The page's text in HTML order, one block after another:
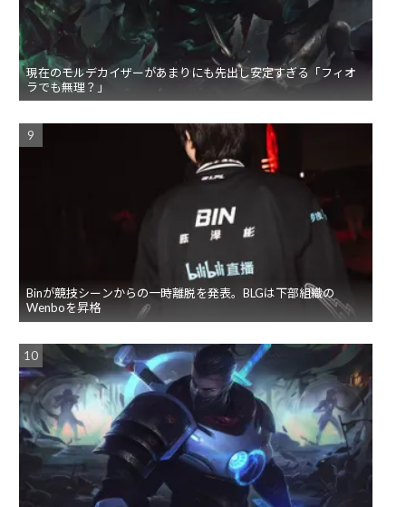
現在のモルデカイザーがあまりにも先出し安定すぎる「フィオ
ラでも無理？」
Binが競技シーンからの一時離脱を発表。BLGは下部組織の
Wenboを昇格